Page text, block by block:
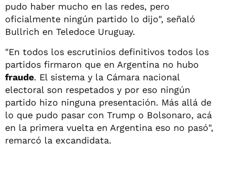
pudo haber mucho en las redes, pero
oficialmente ningún partido lo dijo", señaló
Bullrich en Teledoce Uruguay.
"En todos los escrutinios definitivos todos los
partidos firmaron que en Argentina no hubo
fraude. El sistema y la Cámara nacional
electoral son respetados y por eso ningún
partido hizo ninguna presentación. Más allá de
lo que pudo pasar con Trump o Bolsonaro, acá
en la primera vuelta en Argentina eso no pasó",
remarcó la excandidata.